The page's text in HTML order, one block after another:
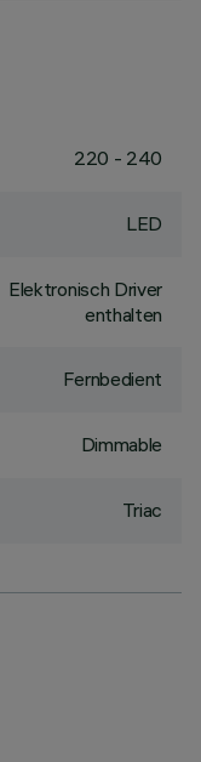
220 - 240
LED
Elektronisch Driver
enthalten
Fernbedient
Dimmable
Triac